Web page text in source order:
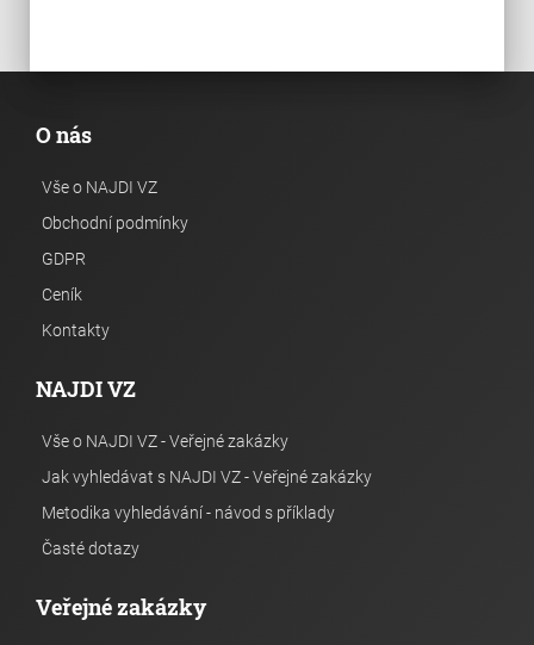
O nás
Vše o NAJDI VZ
Obchodní podmínky
GDPR
Ceník
Kontakty
NAJDI VZ
Vše o NAJDI VZ - Veřejné zakázky
Jak vyhledávat s NAJDI VZ - Veřejné zakázky
Metodika vyhledávání - návod s příklady
Časté dotazy
Veřejné zakázky